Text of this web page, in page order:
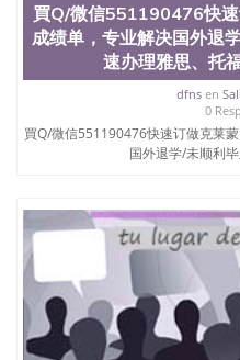
買Q/微信551190476快
成绩单，专业解决国外退
速办理雅思、托
dfnsen
0
買Q/微信551190476快速订做克莱
国外退学/未顺利